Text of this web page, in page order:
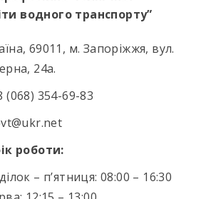
водного транспорту”
69011, м. Запоріжжя, вул.
24а.
(068) 354-69-83
роботи:
– п’ятниця: 08:00 – 16:30